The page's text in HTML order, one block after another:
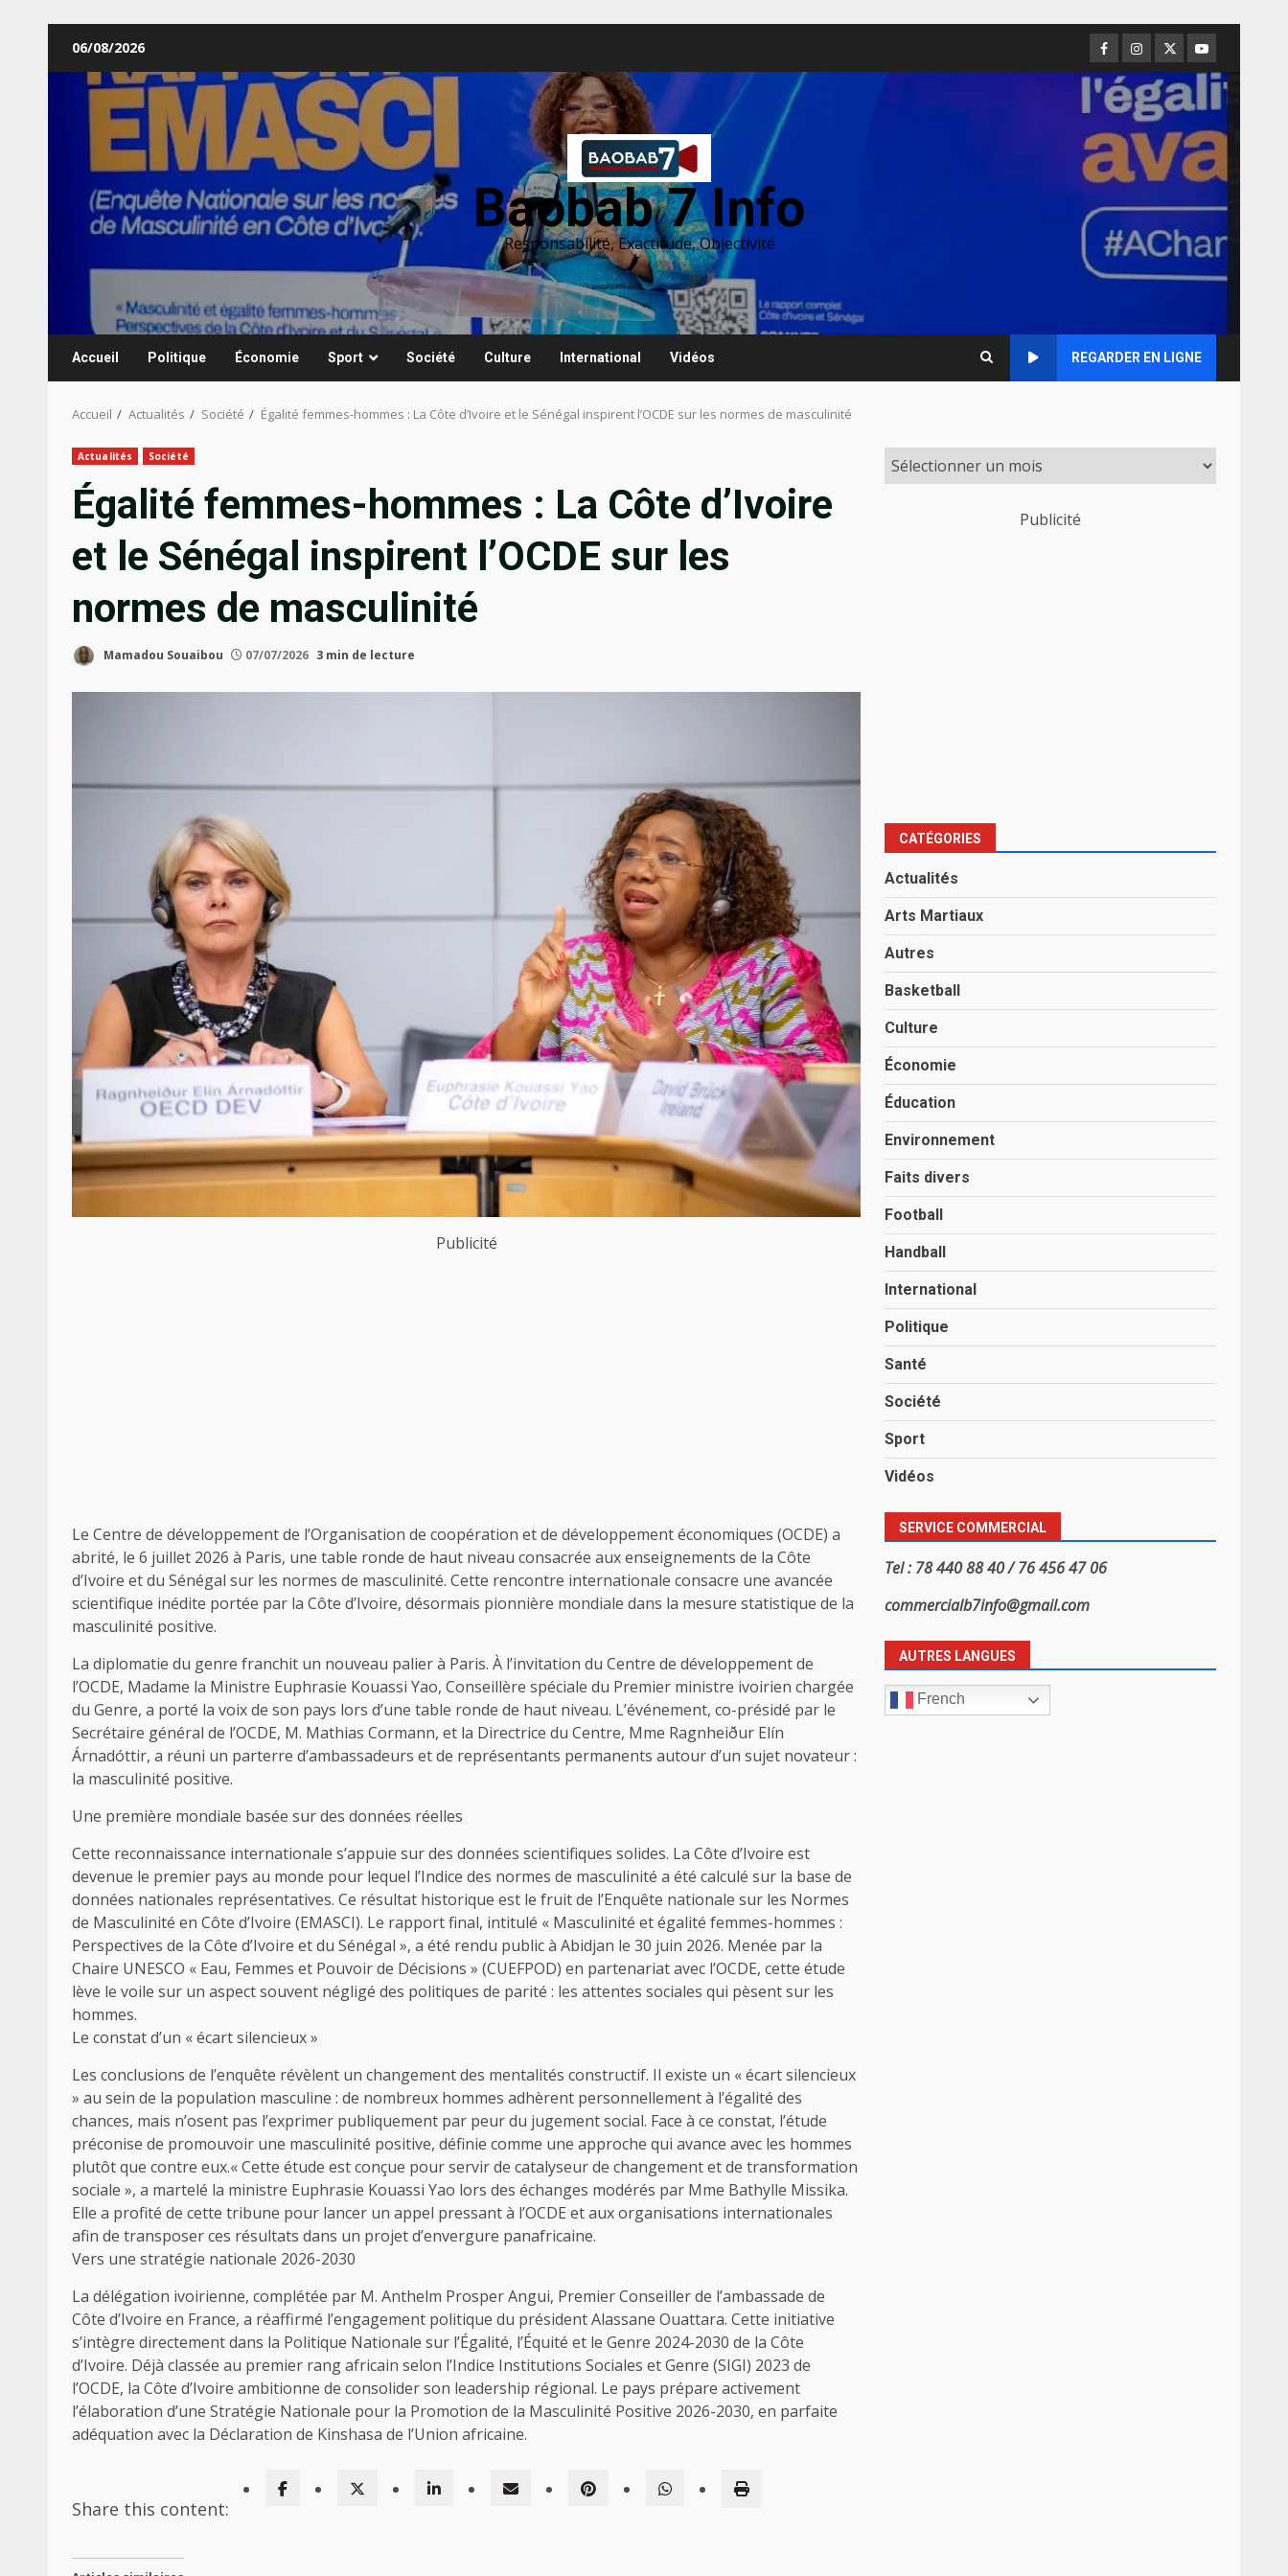
contenu
06/08/2026 Facebook
Instagram
TwitterYoutube
Baobab 7 Info
Responsabilité, Exactitude, Objectivité
Accueil Politique Économie Sport Société Culture International Vidéos REGARDER EN LIGNE
Accueil Actualités Société Égalité femmes-hommes : La Côte d’Ivoire et le Sénégal inspirent l’OCDE sur les normes de masculinité
Actualités Société
Égalité femmes-hommes : La Côte d’Ivoire
et le Sénégal inspirent l’OCDE sur les
normes de masculinité
Mamadou Souaibou 07/07/2026 3 min de lecture
Publicité
Le Centre de développement de l’Organisation de coopération et de développement économiques (OCDE) a
abrité, le 6 juillet 2026 à Paris, une table ronde de haut niveau consacrée aux enseignements de la Côte
d’Ivoire et du Sénégal sur les normes de masculinité. Cette rencontre internationale consacre une avancée
scientifique inédite portée par la Côte d’Ivoire, désormais pionnière mondiale dans la mesure statistique de la
masculinité positive.
La diplomatie du genre franchit un nouveau palier à Paris. À l’invitation du Centre de développement de
l’OCDE, Madame la Ministre Euphrasie Kouassi Yao, Conseillère spéciale du Premier ministre ivoirien chargée
du Genre, a porté la voix de son pays lors d’une table ronde de haut niveau. L’événement, co-présidé par le
Secrétaire général de l’OCDE, M. Mathias Cormann, et la Directrice du Centre, Mme Ragnheiður Elín
Árnadóttir, a réuni un parterre d’ambassadeurs et de représentants permanents autour d’un sujet novateur :
la masculinité positive.
Une première mondiale basée sur des données réelles
Cette reconnaissance internationale s’appuie sur des données scientifiques solides. La Côte d’Ivoire est
devenue le premier pays au monde pour lequel l’Indice des normes de masculinité a été calculé sur la base de
données nationales représentatives. Ce résultat historique est le fruit de l’Enquête nationale sur les Normes
de Masculinité en Côte d’Ivoire (EMASCI). Le rapport final, intitulé « Masculinité et égalité femmes-hommes :
Perspectives de la Côte d’Ivoire et du Sénégal », a été rendu public à Abidjan le 30 juin 2026. Menée par la
Chaire UNESCO « Eau, Femmes et Pouvoir de Décisions » (CUEFPOD) en partenariat avec l’OCDE, cette étude
lève le voile sur un aspect souvent négligé des politiques de parité : les attentes sociales qui pèsent sur les
hommes.
Le constat d’un « écart silencieux »
Les conclusions de l’enquête révèlent un changement des mentalités constructif. Il existe un « écart silencieux
» au sein de la population masculine : de nombreux hommes adhèrent personnellement à l’égalité des
chances, mais n’osent pas l’exprimer publiquement par peur du jugement social. Face à ce constat, l’étude
préconise de promouvoir une masculinité positive, définie comme une approche qui avance avec les hommes
plutôt que contre eux.« Cette étude est conçue pour servir de catalyseur de changement et de transformation
sociale », a martelé la ministre Euphrasie Kouassi Yao lors des échanges modérés par Mme Bathylle Missika.
Elle a profité de cette tribune pour lancer un appel pressant à l’OCDE et aux organisations internationales
afin de transposer ces résultats dans un projet d’envergure panafricaine.
Vers une stratégie nationale 2026-2030
La délégation ivoirienne, complétée par M. Anthelm Prosper Angui, Premier Conseiller de l’ambassade de
Côte d’Ivoire en France, a réaffirmé l’engagement politique du président Alassane Ouattara. Cette initiative
s’intègre directement dans la Politique Nationale sur l’Égalité, l’Équité et le Genre 2024-2030 de la Côte
d’Ivoire. Déjà classée au premier rang africain selon l’Indice Institutions Sociales et Genre (SIGI) 2023 de
l’OCDE, la Côte d’Ivoire ambitionne de consolider son leadership régional. Le pays prépare activement
l’élaboration d’une Stratégie Nationale pour la Promotion de la Masculinité Positive 2026-2030, en parfaite
adéquation avec la Déclaration de Kinshasa de l’Union africaine.
Share this content:
Publicité
CATÉGORIES
Actualités
Arts Martiaux
Autres
Basketball
Culture
Économie
Éducation
Environnement
Faits divers
Football
Handball
International
Politique
Santé
Société
Sport
Vidéos
SERVICE COMMERCIAL
Tel : 78 440 88 40 / 76 456 47 06
commercialb7info@gmail.com
AUTRES LANGUES
French